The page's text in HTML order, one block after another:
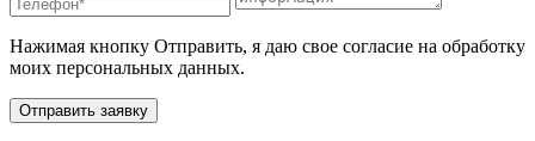
Нажимая кнопку Отправить, я даю свое согласие на обработку
моих персональных данных.
Отправить заявку